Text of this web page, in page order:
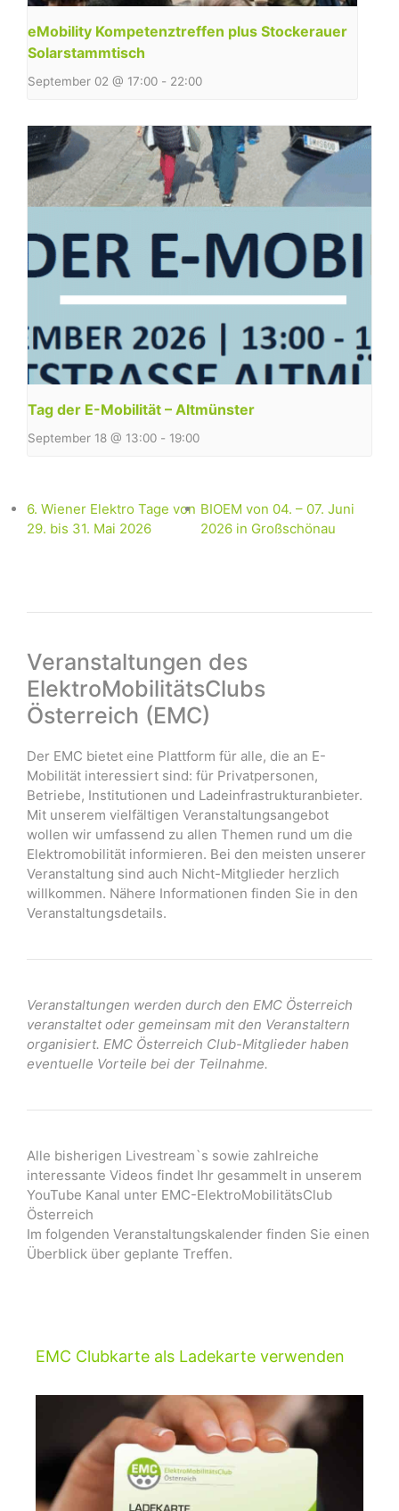
eMobility Kompetenztreffen plus Stockerauer
Solarstammtisch
September 02 @ 17:00 - 22:00
Tag der E-Mobilität – Altmünster
September 18 @ 13:00 - 19:00
6. Wiener Elektro Tage von
29. bis 31. Mai 2026
BIOEM von 04. – 07. Juni
2026 in Großschönau
Veranstaltungen des
ElektroMobilitätsClubs
Österreich (EMC)
Der EMC bietet eine Plattform für alle, die an E-
Mobilität interessiert sind: für Privatpersonen,
Betriebe, Institutionen und Ladeinfrastrukturanbieter.
Mit unserem vielfältigen Veranstaltungsangebot
wollen wir umfassend zu allen Themen rund um die
Elektromobilität informieren. Bei den meisten unserer
Veranstaltung sind auch Nicht-Mitglieder herzlich
willkommen. Nähere Informationen finden Sie in den
Veranstaltungsdetails.
Veranstaltungen werden durch den EMC Österreich
veranstaltet oder gemeinsam mit den Veranstaltern
organisiert. EMC Österreich Club-Mitglieder haben
eventuelle Vorteile bei der Teilnahme.
Alle bisherigen Livestream`s sowie zahlreiche
interessante Videos findet Ihr gesammelt in unserem
YouTube Kanal unter EMC-ElektroMobilitätsClub
Österreich
Im folgenden Veranstaltungskalender finden Sie einen
Überblick über geplante Treffen.
EMC Clubkarte als Ladekarte verwenden